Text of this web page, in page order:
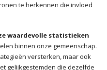
te herkennen die invloed
waardevolle statistieken
binnen onze gemeenschap.
versterken, maar ook
gelijkgestemden die dezelfde